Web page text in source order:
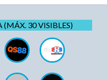
(MÁX. 30 VISIBLES)